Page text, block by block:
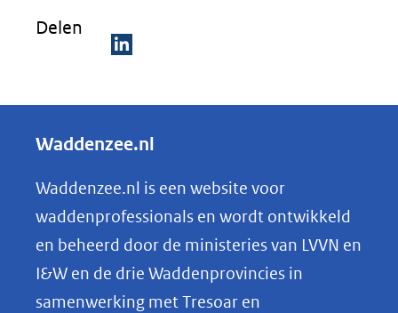
Delen
e
e
n
o
p
Waddenzee.nl
Waddenzee.nl is een website voor
waddenprofessionals en wordt ontwikkeld
en beheerd door de ministeries van LVVN en
I&W en de drie Waddenprovincies in
samenwerking met Tresoar en